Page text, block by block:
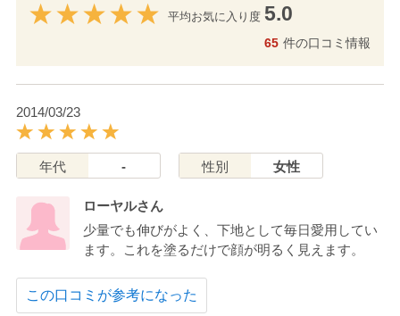
平均お気に入り度 5.0
65 件の口コミ情報
2014/03/23
年代 - 性別 女性
ローヤルさん
少量でも伸びがよく、下地として毎日愛用してい
ます。これを塗るだけで顔が明るく見えます。
この口コミが参考になった